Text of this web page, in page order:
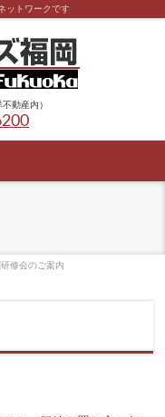
ットワークです
動産内）
修会のご案内